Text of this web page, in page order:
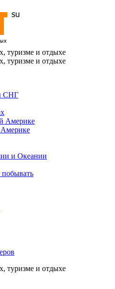
туризме и отдыхе
туризме и отдыхе
СНГ
Америке
и Океании
побывать
туризме и отдыхе